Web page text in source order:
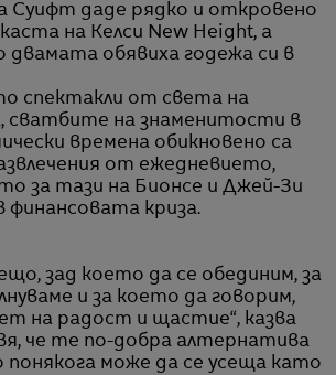
Суифт даде рядко и откровено
на Келси New Height, а
двамата обявиха годежа си в
спектакли от света на
сватбите на знаменитости в
времена обикновено са
от ежедневието,
за тази на Бионсе и Джей-Зи
финансовата криза.
зад което да се обединим, за
и за което да говорим,
на радост и щастие“, казва
че те по-добра алтернатива
може да се усеща като